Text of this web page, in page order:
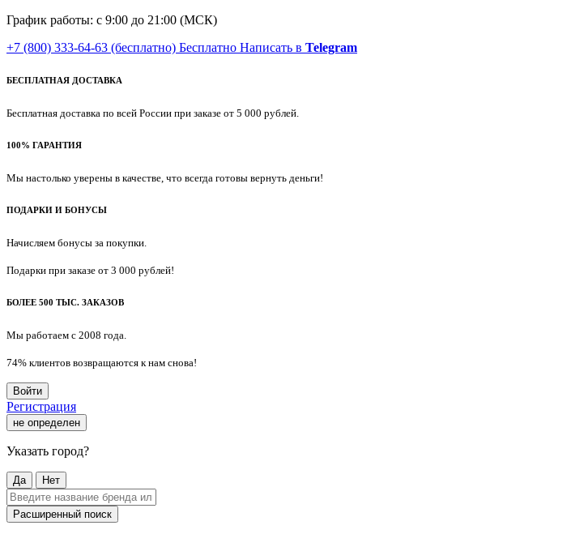
График работы: с 9:00 до 21:00 (МСК)
+7 (800) 333-64-63 (бесплатно) Бесплатно Написать в Telegram
БЕСПЛАТНАЯ ДОСТАВКА
Бесплатная доставка по всей России при заказе от 5 000 рублей.
100% ГАРАНТИЯ
Мы настолько уверены в качестве, что всегда готовы вернуть деньги!
ПОДАРКИ И БОНУСЫ
Начисляем бонусы за покупки.
Подарки при заказе от 3 000 рублей!
БОЛЕЕ 500 ТЫС. ЗАКАЗОВ
Мы работаем с 2008 года.
74% клиентов возвращаются к нам снова!
Войти
Регистрация
не определен
Указать город?
Да Нет
Расширенный поиск